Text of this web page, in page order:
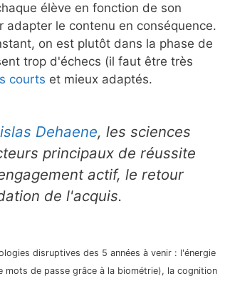
élève en fonction de son
le contenu en conséquence.
on est plutôt dans la phase de
trop d'échecs (il faut être très
courts et mieux adaptés.
Dehaene, les sciences
principaux de réussite
actif, le retour
de l'acquis.
disruptives des 5 années à venir : l'énergie
mots de passe grâce à la biométrie), la cognition